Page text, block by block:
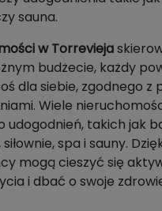
sauna.
w Torrevieja
budżecie, każdy
dla siebie, zgodnego z
Wiele
udogodnień, takich jak
spa i sauny.
mogą cieszyć się
i dbać o swoje